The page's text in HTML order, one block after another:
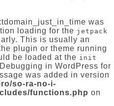
was
loading for the jetpack
This is usually an
plugin or theme running
be loaded at the init
Debugging in WordPress for
was added in version
so-ra-no-i-
functions.php on